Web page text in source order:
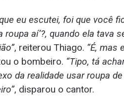
eu escutei, foi que você
aí’?, quando ela tava
, reiterou Thiago. “É, mas
o bombeiro. “Tipo, tá
da realidade usar roupa
, disparou o cantor.